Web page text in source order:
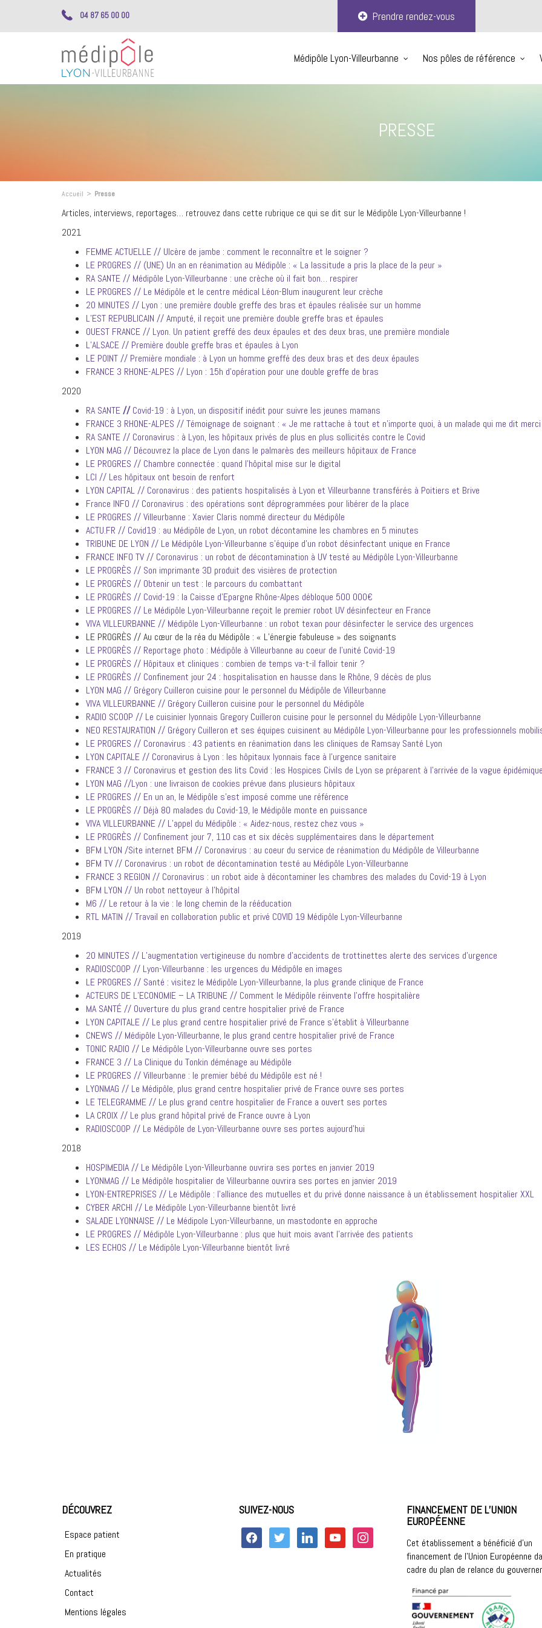
04 87 65 00 00 Prendre rendez-vous
Médipôle Lyon-Villeurbanne Nos pôles de référence
PRESSE
Accueil > Presse
Articles, interviews, reportages… retrouvez dans cette rubrique ce qui se dit sur le Médipôle Lyon-Villeurbanne !
2021
FEMME ACTUELLE // Ulcère de jambe : comment le reconnaître et le soigner ?
LE PROGRES // (UNE) Un an en réanimation au Médipôle : « La lassitude a pris la place de la peur »
RA SANTE // Médipôle Lyon-Villeurbanne : une crèche où il fait bon… respirer
LE PROGRES // Le Médipôle et le centre médical Léon-Blum inaugurent leur crèche
20 MINUTES // Lyon : une première double greffe des bras et épaules réalisée sur un homme
L’EST REPUBLICAIN // Amputé, il reçoit une première double greffe bras et épaules
OUEST FRANCE // Lyon. Un patient greffé des deux épaules et des deux bras, une première mondiale
L’ALSACE // Première double greffe bras et épaules à Lyon
LE POINT // Première mondiale : à Lyon un homme greffé des deux bras et des deux épaules
FRANCE 3 RHONE-ALPES // Lyon : 15h d’opération pour une double greffe de bras
2020
RA SANTE//Covid-19 : à Lyon, un dispositif inédit pour suivre les jeunes mamans
FRANCE 3 RHONE-ALPES // Témoignage de soignant : « Je me rattache à tout et n’importe quoi, à un malade qui me dit
RA SANTE // Coronavirus : à Lyon, les hôpitaux privés de plus en plus sollicités contre le Covid
LYON MAG // Découvrez la place de Lyon dans le palmarès des meilleurs hôpitaux de France
LE PROGRES // Chambre connectée : quand l’hôpital mise sur le digital
LCI // Les hôpitaux ont besoin de renfort
LYON CAPITAL // Coronavirus : des patients hospitalisés à Lyon et Villeurbanne transférés à Poitiers et Brive
France INFO // Coronavirus : des opérations sont déprogrammées pour libérer de la place
LE PROGRES // Villeurbanne : Xavier Claris nommé directeur du Médipôle
ACTU.FR // Covid19 : au Médipôle de Lyon, un robot décontamine les chambres en 5 minutes
TRIBUNE DE LYON // Le Médipôle Lyon-Villeurbanne s’équipe d’un robot désinfectant unique en France
FRANCE INFO TV // Coronavirus : un robot de décontamination à UV testé au Médipôle Lyon-Villeurbanne
LE PROGRÈS // Son imprimante 3D produit des visières de protection
LE PROGRÈS // Obtenir un test : le parcours du combattant
LE PROGRÈS // Covid-19 : la Caisse d’Epargne Rhône-Alpes débloque 500 000€
LE PROGRES // Le Médipôle Lyon-Villeurbanne reçoit le premier robot UV désinfecteur en France
VIVA VILLEURBANNE // Médipôle Lyon-Villeurbanne : un robot texan pour désinfecter le service des urgences
LE PROGRÈS // Au cœur de la réa du Médipôle : « L’énergie fabuleuse » des soignants
LE PROGRÈS // Reportage photo : Médipôle à Villeurbanne au coeur de l’unité Covid-19
LE PROGRÈS // Hôpitaux et cliniques : combien de temps va-t-il falloir tenir ?
LE PROGRÈS // Confinement jour 24 : hospitalisation en hausse dans le Rhône, 9 décès de plus
LYON MAG // Grégory Cuilleron cuisine pour le personnel du Médipôle de Villeurbanne
VIVA VILLEURBANNE // Grégory Cuilleron cuisine pour le personnel du Médipôle
RADIO SCOOP // Le cuisinier lyonnais Gregory Cuilleron cuisine pour le personnel du Médipôle Lyon-Villeurbanne
NEO RESTAURATION // Grégory Cuilleron et ses équipes cuisinent au Médipôle Lyon-Villeurbanne pour les professionnels
LE PROGRES // Coronavirus : 43 patients en réanimation dans les cliniques de Ramsay Santé Lyon
LYON CAPITALE // Coronavirus à Lyon : les hôpitaux lyonnais face à l’urgence sanitaire
FRANCE 3 // Coronavirus et gestion des lits Covid : les Hospices Civils de Lyon se préparent à l’arrivée de la vague épidémique
LYON MAG //Lyon : une livraison de cookies prévue dans plusieurs hôpitaux
LE PROGRES // En un an, le Médipôle s’est imposé comme une référence
LE PROGRÈS // Déjà 80 malades du Covid-19, le Médipôle monte en puissance
VIVA VILLEURBANNE // L’appel du Médipôle : « Aidez-nous, restez chez vous »
LE PROGRÈS // Confinement jour 7, 110 cas et six décès supplémentaires dans le département
BFM LYON /Site internet BFM // Coronavirus : au coeur du service de réanimation du Médipôle de Villeurbanne
BFM TV // Coronavirus : un robot de décontamination testé au Médipôle Lyon-Villeurbanne
FRANCE 3 REGION // Coronavirus : un robot aide à décontaminer les chambres des malades du Covid-19 à Lyon
BFM LYON // Un robot nettoyeur à l’hôpital
M6 // Le retour à la vie : le long chemin de la rééducation
RTL MATIN // Travail en collaboration public et privé COVID 19 Médipôle Lyon-Villeurbanne
2019
20 MINUTES // L’augmentation vertigineuse du nombre d’accidents de trottinettes alerte des services d’urgence
RADIOSCOOP // Lyon-Villeurbanne : les urgences du Médipôle en images
LE PROGRES // Santé : visitez le Médipôle Lyon-Villeurbanne, la plus grande clinique de France
ACTEURS DE L’ECONOMIE – LA TRIBUNE // Comment le Médipôle réinvente l’offre hospitalière
MA SANTÉ // Ouverture du plus grand centre hospitalier privé de France
LYON CAPITALE // Le plus grand centre hospitalier privé de France s’établit à Villeurbanne
CNEWS // Médipôle Lyon-Villeurbanne, le plus grand centre hospitalier privé de France
TONIC RADIO // Le Médipôle Lyon-Villeurbanne ouvre ses portes
FRANCE 3 // La Clinique du Tonkin déménage au Médipôle
LE PROGRES // Villeurbanne : le premier bébé du Médipôle est né !
LYONMAG // Le Médipôle, plus grand centre hospitalier privé de France ouvre ses portes
LE TELEGRAMME // Le plus grand centre hospitalier de France a ouvert ses portes
LA CROIX // Le plus grand hôpital privé de France ouvre à Lyon
RADIOSCOOP // Le Médipôle de Lyon-Villeurbanne ouvre ses portes aujourd’hui
2018
HOSPIMEDIA // Le Médipôle Lyon-Villeurbanne ouvrira ses portes en janvier 2019
LYONMAG // Le Médipôle hospitalier de Villeurbanne ouvrira ses portes en janvier 2019
LYON-ENTREPRISES // Le Médipôle : l’alliance des mutuelles et du privé donne naissance à un établissement hospitalier XXL
CYBER ARCHI // Le Médipôle Lyon-Villeurbanne bientôt livré
SALADE LYONNAISE // Le Médipole Lyon-Villeurbanne, un mastodonte en approche
LE PROGRES // Médipôle Lyon-Villeurbanne : plus que huit mois avant l’arrivée des patients
LES ECHOS // Le Médipôle Lyon-Villeurbanne bientôt livré
DÉCOUVREZ
Espace patient
En pratique
Actualités
Contact
Mentions légales
SUIVEZ-NOUS
facebook twitter linkedin youtube instagram
FINANCEMENT DE L’UNION
EUROPÉENNE
Cet établissement a bénéficié d’un
financement de l’Union Européenne
cadre du plan de relance du